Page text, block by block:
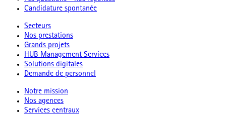
Candidature spontanée
Secteurs
Nos prestations
Grands projets
HUB Management Services
Solutions digitales
Demande de personnel
Notre mission
Nos agences
Services centraux